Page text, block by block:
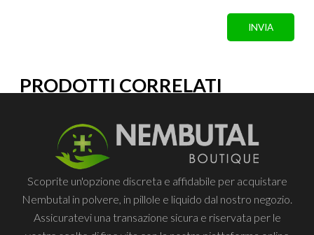
PRODOTTI CORRELATI
Scoprite un'opzione discreta e affidabile per acquistare
Nembutal in polvere, in pillole e liquido dal nostro negozio.
Assicuratevi una transazione sicura e riservata per le